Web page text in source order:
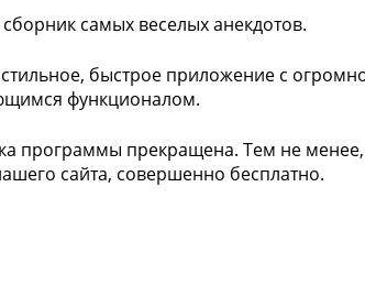
самых веселых анекдотов.
быстрое приложение с
функционалом.
программы прекращена. Тем не
сайта, совершенно бесплатно.